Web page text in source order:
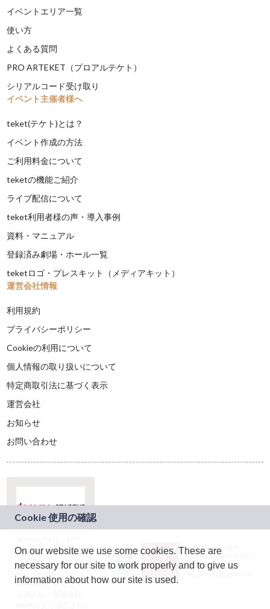
イベントエリア一覧
使い方
よくある質問
PRO ARTEKET（プロアルテケト）
シリアルコード受け取り
イベント主催者様へ
teket(テケト)とは？
イベント作成の方法
ご利用料金について
teketの機能ご紹介
ライブ配信について
teket利用者様の声・導入事例
資料・マニュアル
登録済み劇場・ホール一覧
teketロゴ・プレスキット（メディアキット）
運営会社情報
利用規約
プライバシーポリシー
Cookieの利用について
個人情報の取り扱いについて
特定商取引法に基づく表示
運営会社
お知らせ
お問い合わせ
ドコモグループの新
規事業創出プログラ
ム「docomo
STARTUP」を通じて
JASRAC許諾番号：
9024936001Y45037
JASRAC許諾番号：
On our website we use some cookies. These are
necessary for our site to work properly and to give us
information about how our site is used.